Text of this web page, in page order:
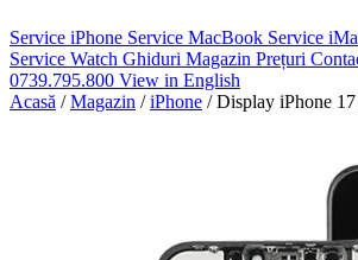
Service iPhone Service MacBook Service
Service Watch Ghiduri Magazin Prețuri
0739.795.800 View in English
Acasă / Magazin / iPhone / Display iPhone